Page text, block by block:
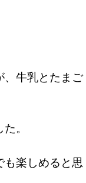
、牛乳とたまご
。
も楽しめると思